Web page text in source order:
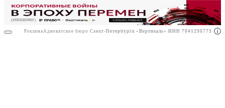
РекламаООО "Право.ру" ИНН: 7704835288
Реклама Адвокатское бюро Санкт-Петербурга «Вертикаль» ИНН 7841290773